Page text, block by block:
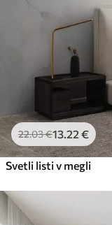
22.03€13 .22 €
Svetli listi v megli